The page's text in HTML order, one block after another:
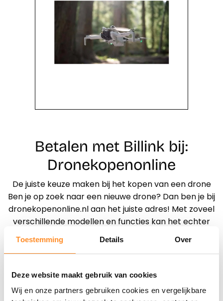
Toestemming Details Over
Deze website maakt gebruik van cookies
Wij en onze partners gebruiken cookies en vergelijkbare
Betalen met Billink bij:
Dronekopenonline
De juiste keuze maken bij het kopen van een drone
Ben je op zoek naar een nieuwe drone? Dan ben je bij
dronekopenonline.nl aan het juiste adres! Met zoveel
verschillende modellen en functies kan het echter
lastig zijn om de juiste keuze te maken. Maar maak je
geen zorgen, via onze webshop gaan we je helpen
wensen voldoet.